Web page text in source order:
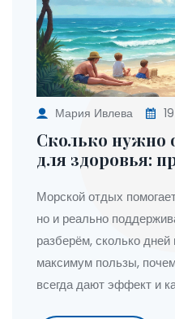
Мария Ивлева
Сколько нужно
для здоровья:
Морской отдых
но и реально
разберём, сколько
максимум пользы,
всегда дают эффект и